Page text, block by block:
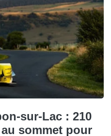
sur-Lac : 210
sommet pour